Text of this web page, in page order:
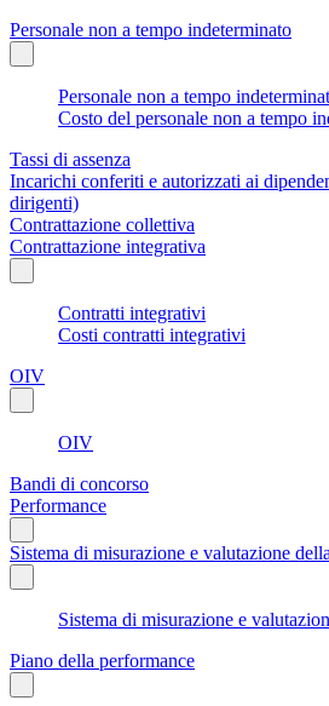
Personale non a tempo indeterminato
Personale non a tempo
Costo del personale non a tempo
Tassi di assenza
Incarichi conferiti e autorizzati ai
dirigenti)
Contrattazione collettiva
Contrattazione integrativa
Contratti integrativi
Costi contratti integrativi
OIV
OIV
Bandi di concorso
Performance
Sistema di misurazione e valutazione
Sistema di misurazione e
Piano della performance